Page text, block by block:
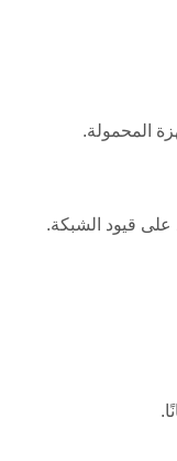
المحمولة.
على قيود الشبكة.